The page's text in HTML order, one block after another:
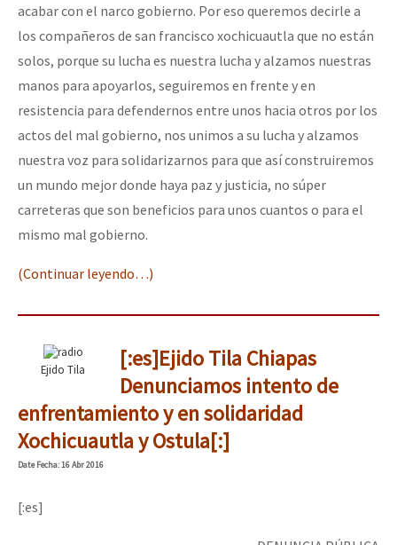
acabar con el narco gobierno. Por eso queremos decirle a
los compañeros de san francisco xochicuautla que no están
solos, porque su lucha es nuestra lucha y alzamos nuestras
manos para apoyarlos, seguiremos en frente y en
resistencia para defendernos entre unos hacia otros por los
actos del mal gobierno, nos unimos a su lucha y alzamos
nuestra voz para solidarizarnos para que así construiremos
un mundo mejor donde haya paz y justicia, no súper
carreteras que son beneficios para unos cuantos o para el
mismo mal gobierno.
(Continuar leyendo…)
Ejido Tila
[:es]Ejido Tila Chiapas
Denunciamos intento de
enfrentamiento y en solidaridad
Xochicuautla y Ostula[:]
DateFecha: 16 Abr 2016
[:es]